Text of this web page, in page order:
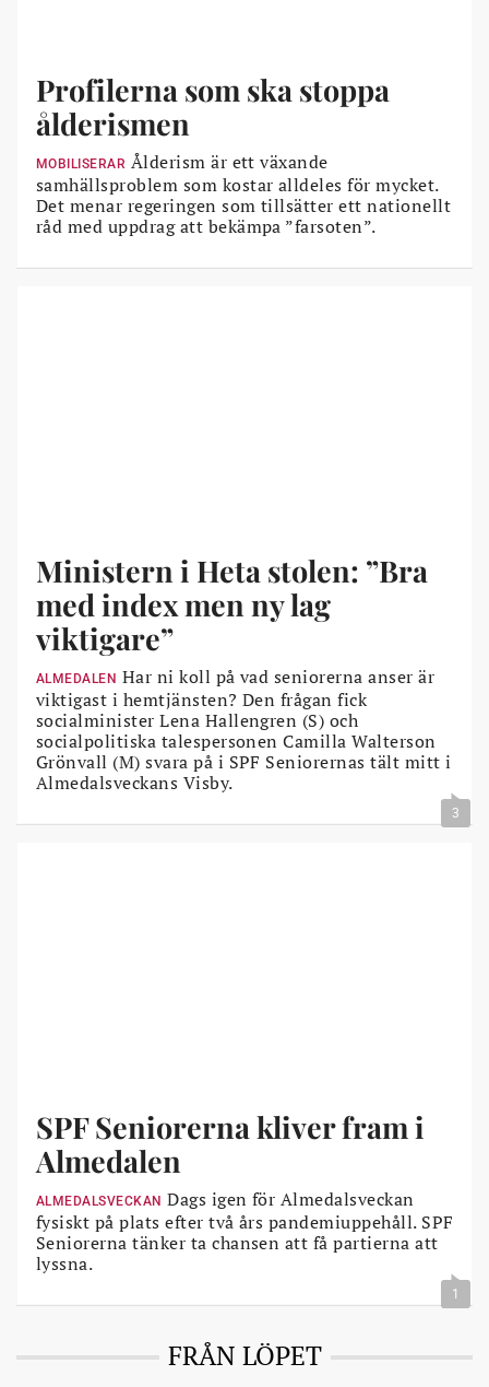
Profilerna som ska stoppa
ålderismen
MOBILISERAR Ålderism är ett växande
samhällsproblem som kostar alldeles för mycket.
Det menar regeringen som tillsätter ett nationellt
råd med uppdrag att bekämpa ”farsoten”.
Ministern i Heta stolen: ”Bra
med index men ny lag
viktigare”
ALMEDALEN Har ni koll på vad seniorerna anser är
viktigast i hemtjänsten? Den frågan fick
socialminister Lena Hallengren (S) och
socialpolitiska talespersonen Camilla Walterson
Grönvall (M) svara på i SPF Seniorernas tält mitt i
Almedalsveckans Visby.
3
SPF Seniorerna kliver fram i
Almedalen
ALMEDALSVECKAN Dags igen för Almedalsveckan
fysiskt på plats efter två års pandemiuppehåll. SPF
Seniorerna tänker ta chansen att få partierna att
lyssna.
1
FRÅN LÖPET